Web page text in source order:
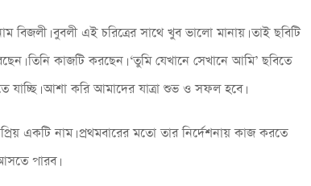
বিজলী। বুবলী এই চরিত্রের সাথে খুব ভালো মানায়। তাই ছবিটি
তিনি কাজটি করছেন। ‘তুমি যেখানে সেখানে আমি’ ছবিতে
যাচ্ছি। আশা করি আমাদের যাত্রা শুভ ও সফল হবে।
একটি নাম। প্রথমবারের মতো তার নির্দেশনায় কাজ করতে
পারব।
গুরুত্বপূর্ণ কাজ করার সময় হঠাৎ মাথা ব্যথা
বিনোদন নিউজ ডেস্ক July 7, 2023